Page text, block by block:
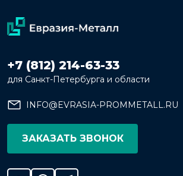
+7 (812) 214-63-33
для Санкт-Петербурга и области
INFO@EVRASIA-PROMMETALL.RU
ЗАКАЗАТЬ ЗВОНОК